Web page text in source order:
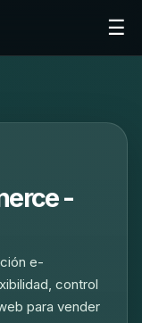
☰
-
e-
control
para vender